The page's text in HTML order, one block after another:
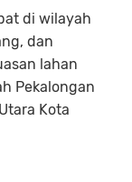
di wilayah
dan
lahan
Pekalongan
Kota